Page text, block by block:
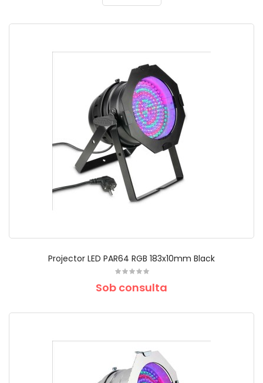
Projector LED PAR64 RGB 183x10mm Black
Sob consulta